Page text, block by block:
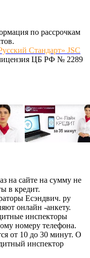
по рассрочкам
Стандарт» JSC
ЦБ РФ № 2289
на сайте на сумму не
в кредит.
Есэндвич. ру
онлайн -анкету.
инспекторы
номеру телефона.
от 10 до 30 минут. О
инспектор